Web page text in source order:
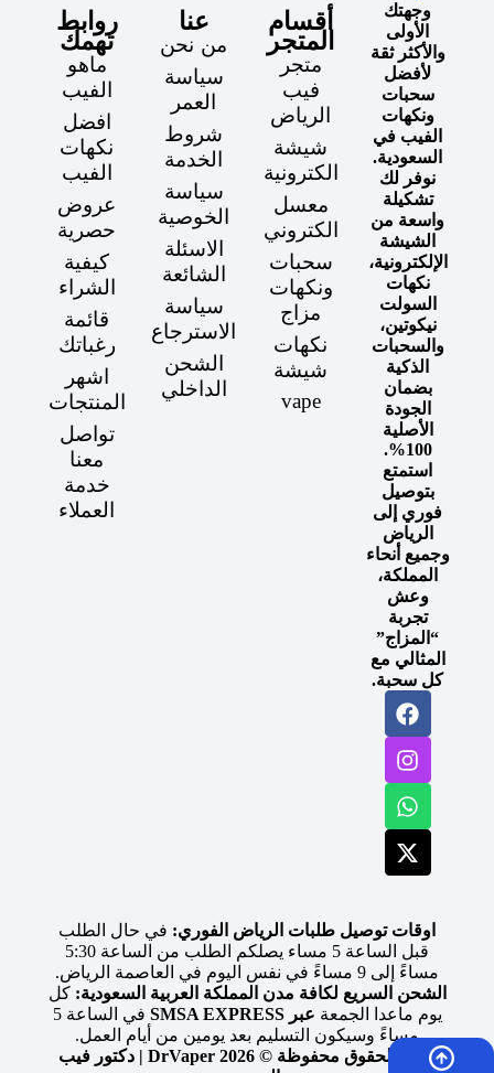
وجهتك
الأولى
والأكثر ثقة
لأفضل
سحبات
ونكهات
الفيب في
السعودية.
نوفر لك
تشكيلة
واسعة من
الشيشة
الإلكترونية،
نكهات
السولت
نيكوتين،
والسحبات
الذكية
بضمان
الجودة
الأصلية
100%.
استمتع
بتوصيل
فوري إلى
الرياض
وجميع أنحاء
المملكة،
وعش
تجربة
“المزاج”
المثالي مع
كل سحبة.
أقسام
المتجر
متجر
فيب
الرياض
شيشة
الكترونية
معسل
الكتروني
سحبات
ونكهات
مزاج
نكهات
شيشة
vape
عنا
من نحن
سياسة
العمر
شروط
الخدمة
سياسة
الخوصية
الاسئلة
الشائعة
سياسة
الاسترجاع
الشحن
الداخلي
روابط
تهمك
ماهو
الفيب
افضل
نكهات
الفيب
عروض
حصرية
كيفية
الشراء
قائمة
رغباتك
اشهر
المنتجات
تواصل
معنا
خدمة
العملاء
اوقات توصيل طلبات الرياض الفوري: في حال الطلب
قبل الساعة 5 مساء يصلكم الطلب من الساعة 5:30
مساءً إلى 9 مساءً في نفس اليوم في العاصمة الرياض.
الشحن السريع لكافة مدن المملكة العربية السعودية: كل
يوم ماعدا الجمعة عبر SMSA EXPRESS
في الساعة 5
مساءً وسيكون التسليم بعد يومين من أيام العمل.
جميع الحقوق محفوظة © 2026 DrVaper | دكتور فيب